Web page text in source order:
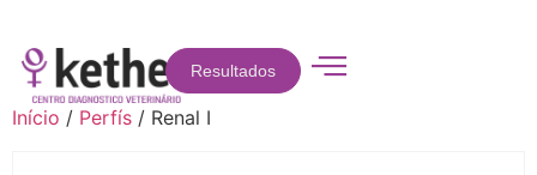
Resultados
Início / Perfís / Renal I